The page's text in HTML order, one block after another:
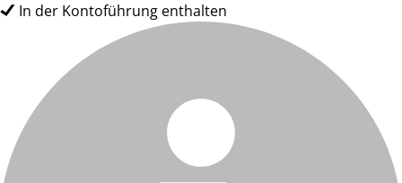
In der Kontoführung enthalten